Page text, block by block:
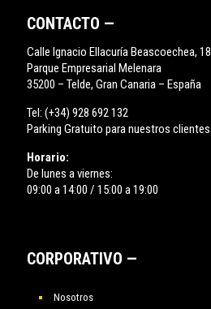
CONTACTO —
Calle Ignacio Ellacuría Beascoechea, 18
Parque Empresarial Melenara
35200 – Telde, Gran Canaria – España
Tel: (+34) 928 692 132
Parking Gratuito para nuestros clientes
Horario:
De lunes a viernes:
09:00 a 14:00 / 15:00 a 19:00
CORPORATIVO —
Nosotros